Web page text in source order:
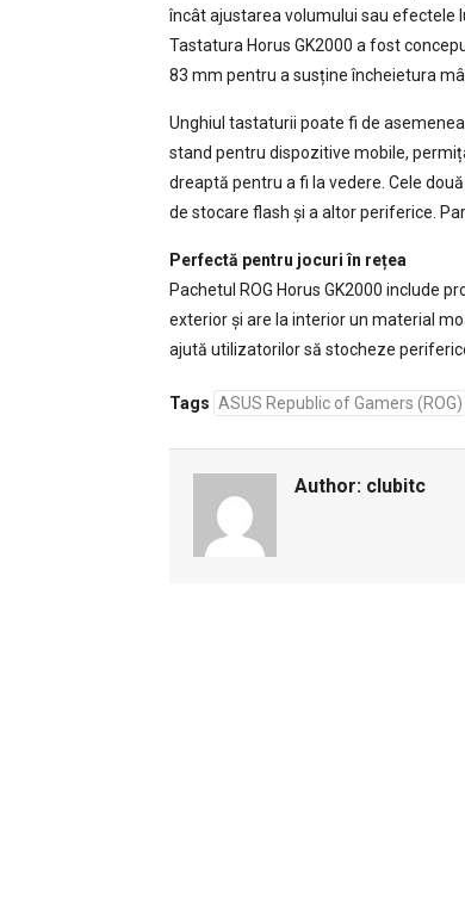
încât ajustarea volumului sau efectele
Tastatura Horus GK2000 a fost
83 mm pentru a susține încheietura
Unghiul tastaturii poate fi de
stand pentru dispozitive mobile,
dreaptă pentru a fi la vedere. Cele
de stocare flash și a altor periferice.
Perfectă pentru jocuri în rețea
Pachetul ROG Horus GK2000 include
exterior și are la interior un material
ajută utilizatorilor să stocheze
Tags ASUS Republic of Gamers (ROG)
Author: clubitc